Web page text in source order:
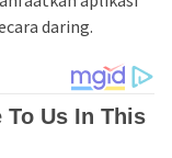
daring.